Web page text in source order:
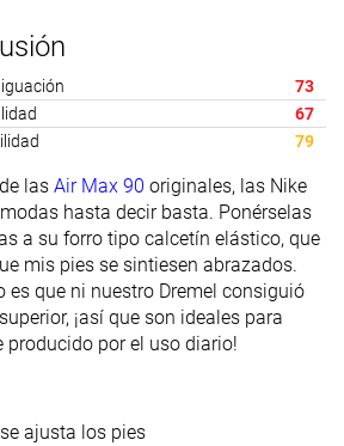
73
67
79
las Air Max 90 originales, las Nike
hasta decir basta. Ponérselas
a su forro tipo calcetín elástico, que
mis pies se sintiesen abrazados.
es que ni nuestro Dremel consiguió
¡así que son ideales para
producido por el uso diario!
ajusta los pies